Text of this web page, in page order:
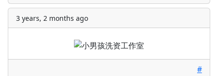
3 years, 2 months ago
#